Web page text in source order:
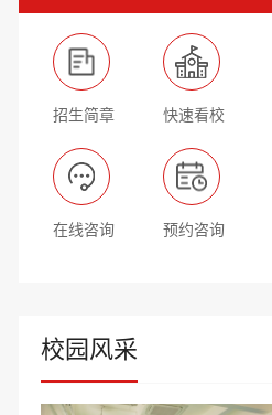
招生简章 快速看校
在线咨询 预约咨询
校园风采